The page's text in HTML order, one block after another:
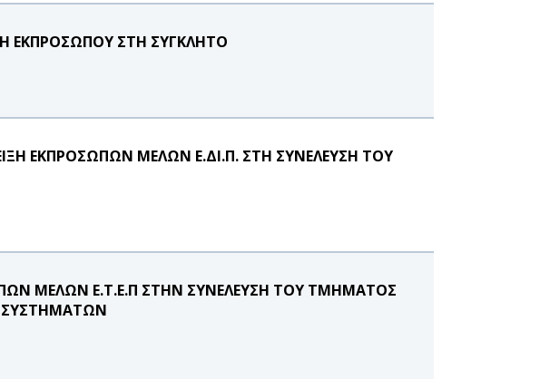
ΕΚΠΡΟΣΩΠΟΥ ΣΤΗ ΣΥΓΚΛΗΤΟ
ΕΚΠΡΟΣΩΠΩΝ ΜΕΛΩΝ Ε.ΔΙ.Π. ΣΤΗ ΣΥΝΕΛΕΥΣΗ ΤΟΥ
ΜΕΛΩΝ Ε.Τ.Ε.Π ΣΤΗΝ ΣΥΝΕΛΕΥΣΗ ΤΟΥ ΤΜΗΜΑΤΟΣ
ΣΥΣΤΗΜΑΤΩΝ